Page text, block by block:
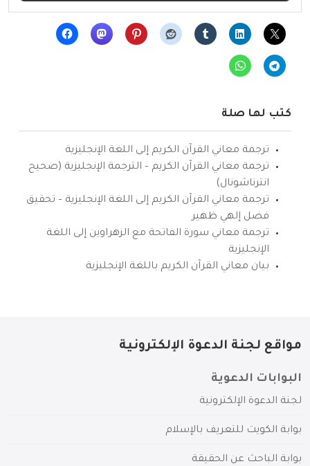
كتب لها صلة
ترجمة معاني القرآن الكريم إلى اللغة الإنجليزية
ترجمة معاني القرآن الكريم – الترجمة الإنجليزية (صحيح
انترناشونال)
ترجمة معاني القرآن الكريم إلى اللغة الإنجليزية – تحقيق
فضل إلهي ظهير
ترجمة معاني سورة الفاتحة مع الزهراوين إلى اللغة
الإنجليزية
بيان معاني القرآن الكريم باللغة الإنجليزية
مواقع لجنة الدعوة الإلكترونية
البوابات الدعوية
لجنة الدعوة الإلكترونية
بوابة الكويت للتعريف بالإسلام
بوابة الباحث عن الحقيقة